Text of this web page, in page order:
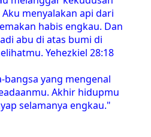
menyalakan api dari
habis engkau. Dan
abu di atas bumi di
Yehezkiel 28:18
bangsa yang mengenal
Akhir hidupmu
selamanya engkau."